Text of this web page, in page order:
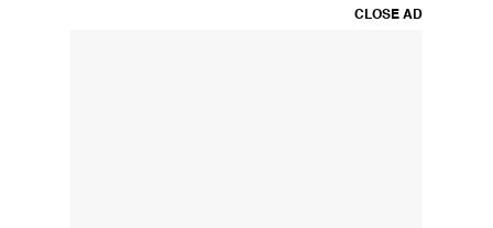
CLOSE AD